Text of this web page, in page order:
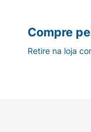
mL)
Para
Compre
Retire na loja